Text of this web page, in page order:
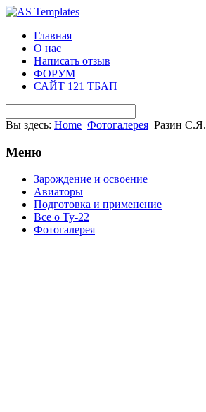
Главная
О нас
Написать отзыв
ФОРУМ
САЙТ 121 ТБАП
Вы здесь: Home Фотогалерея Разин С.Я.
Меню
Зарождение и освоение
Авиаторы
Подготовка и применение
Все о Ту-22
Фотогалерея